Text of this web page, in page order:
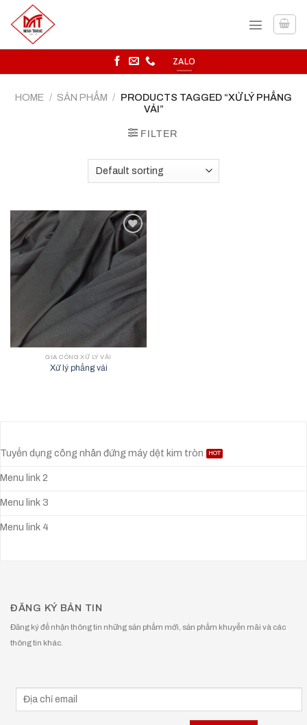
content
ZALO
HOME / SẢN PHẨM / PRODUCTS TAGGED “XỬ LÝ PHẲNG
VẢI”
FILTER
Add to
wishlist
GIA CÔNG XỬ LÝ VẢI
Xử lý phẳng vải
Tuyển dụng công nhân đứng máy dệt kim tròn
Menu link 2
Menu link 3
Menu link 4
ĐĂNG KÝ BẢN TIN
Đăng ký để nhận thông tin những sản phẩm mới, sản phẩm khuyễn mãi và các
thông tin khác.